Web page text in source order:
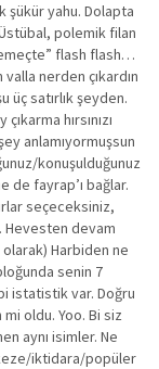
şükür yahu. Dolapta
polemik filan
flash flash…
nerden çıkardın
üç satırlık şeyden.
hırsınızı
anlamıyormuşsun
konuşulduğunuz
de fayrap’ı bağlar.
seçeceksiniz,
Hevesten devam
Harbiden ne
senin 7
bi istatistik var. Doğru
oldu. Yoo. Bi siz
aynı isimler. Ne
iktidara/popüler